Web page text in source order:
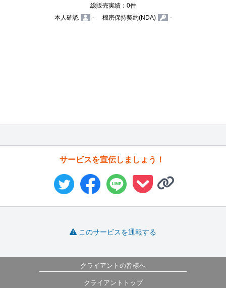
総販売実績：0件
本人確認
- 機密保持契約(NDA) -
サービスを宣伝しましょう！
このサービスを通報する
クライアントの皆様へ
クライアントトップ